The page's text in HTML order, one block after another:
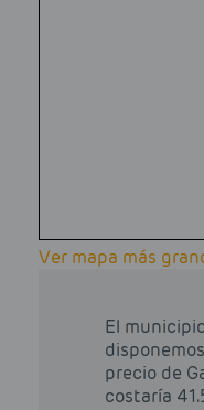
Ver mapa más
El
precio de
costaría